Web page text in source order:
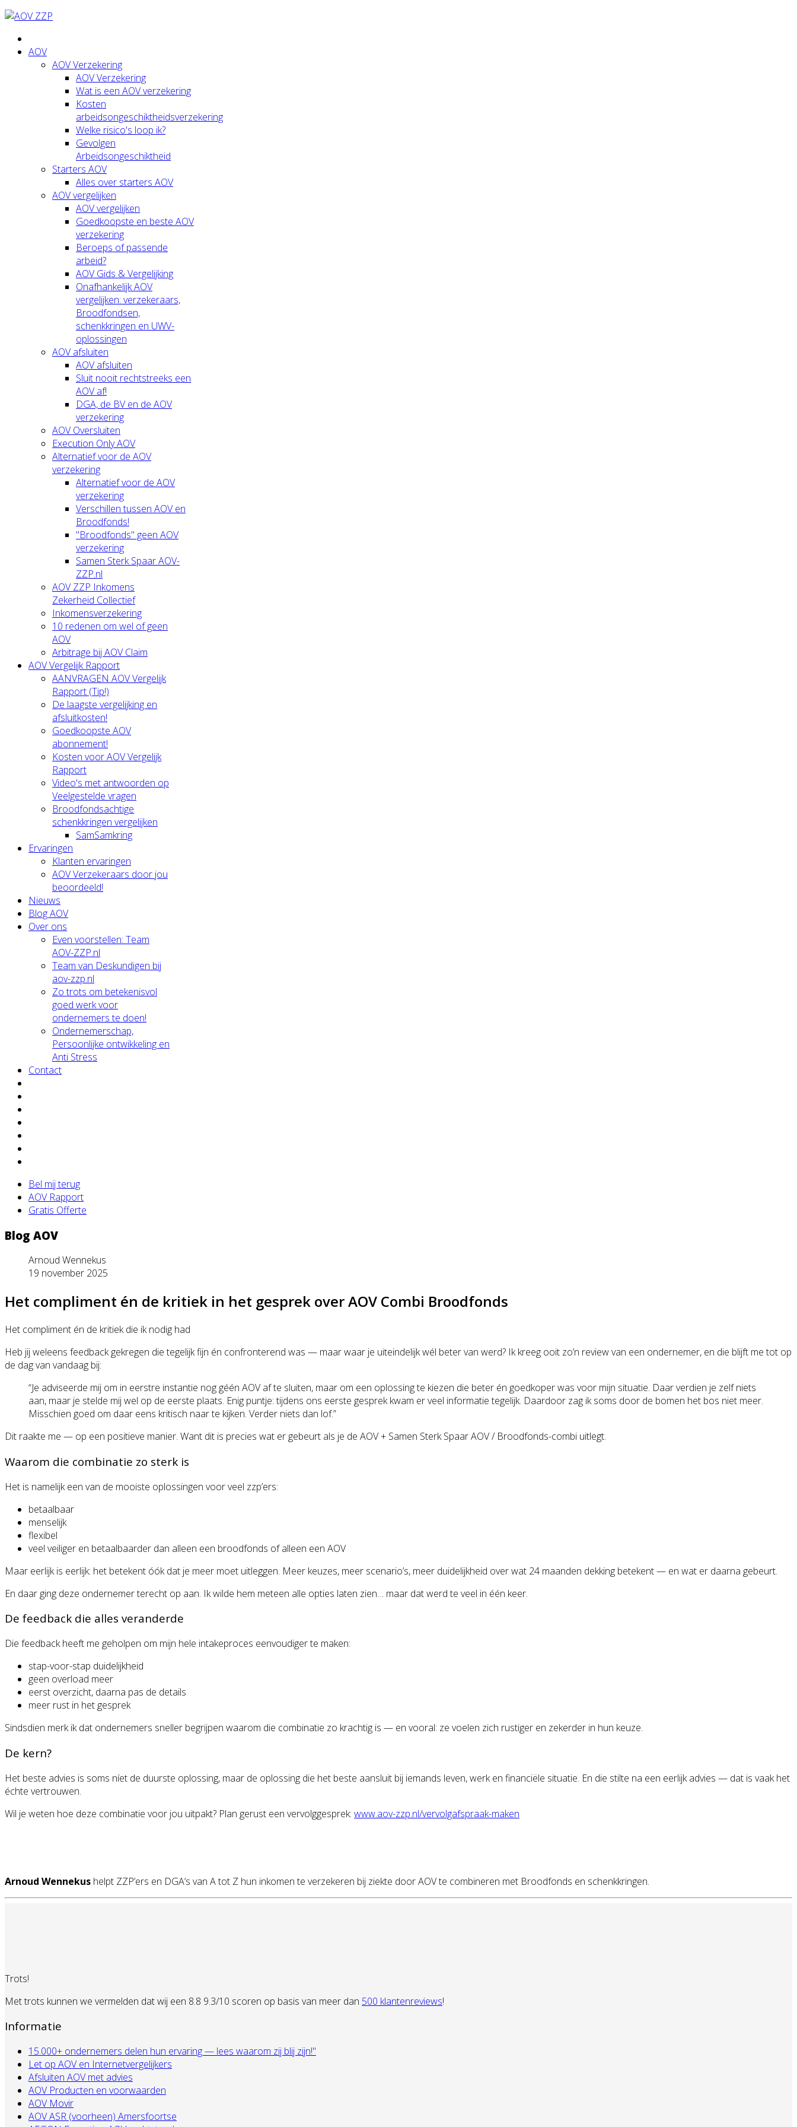
AOV
AOV Verzekering
AOV Verzekering
Wat is een AOV verzekering
Kosten
arbeidsongeschiktheidsverzekering
Welke risico's loop ik?
Gevolgen
Arbeidsongeschiktheid
Starters AOV
Alles over starters AOV
AOV vergelijken
AOV vergelijken
Goedkoopste en beste AOV
verzekering
Beroeps of passende
arbeid?
AOV Gids & Vergelijking
Onafhankelijk AOV
vergelijken: verzekeraars,
Broodfondsen,
schenkkringen en UWV-
oplossingen
AOV afsluiten
AOV afsluiten
Sluit nooit rechtstreeks een
AOV af!
DGA, de BV en de AOV
verzekering
AOV Oversluiten
Execution Only AOV
Alternatief voor de AOV
verzekering
Alternatief voor de AOV
verzekering
Verschillen tussen AOV en
Broodfonds!
"Broodfonds" geen AOV
verzekering
Samen Sterk Spaar AOV-
ZZP.nl
AOV ZZP Inkomens
Zekerheid Collectief
Inkomensverzekering
10 redenen om wel of geen
AOV
Arbitrage bij AOV Claim
AOV Vergelijk Rapport
AANVRAGEN AOV Vergelijk
Rapport (Tip!)
De laagste vergelijking en
afsluitkosten!
Goedkoopste AOV
abonnement!
Kosten voor AOV Vergelijk
Rapport
Video's met antwoorden op
Veelgestelde vragen
Broodfondsachtige
schenkkringen vergelijken
SamSamkring
Ervaringen
Klanten ervaringen
AOV Verzekeraars door jou
beoordeeld!
Nieuws
Blog AOV
Over ons
Even voorstellen: Team
AOV-ZZP.nl
Team van Deskundigen bij
aov-zzp.nl
Zo trots om betekenisvol
goed werk voor
ondernemers te doen!
Ondernemerschap,
Persoonlijke ontwikkeling en
Anti Stress
Contact
Bel mij terug
AOV Rapport
Gratis Offerte
Blog AOV
Arnoud Wennekus
19 november 2025
Het compliment én de kritiek in het gesprek over AOV Combi Broodfonds
Het compliment én de kritiek die ik nodig had
Heb jij weleens feedback gekregen die tegelijk fijn én confronterend was — maar waar je uiteindelijk wél beter van werd? Ik kreeg ooit zo’n review van een ondernemer, en die blijft me tot op
de dag van vandaag bij:
“Je adviseerde mij om in eerstre instantie nog géén AOV af te sluiten, maar om een oplossing te kiezen die beter én goedkoper was voor mijn situatie. Daar verdien je zelf niets
aan, maar je stelde mij wel op de eerste plaats. Enig puntje: tijdens ons eerste gesprek kwam er veel informatie tegelijk. Daardoor zag ik soms door de bomen het bos niet meer.
Misschien goed om daar eens kritisch naar te kijken. Verder niets dan lof.”
Dit raakte me — op een positieve manier. Want dit is precies wat er gebeurt als je de AOV + Samen Sterk Spaar AOV / Broodfonds-combi uitlegt.
Waarom die combinatie zo sterk is
Het is namelijk een van de mooiste oplossingen voor veel zzp’ers:
betaalbaar
menselijk
flexibel
veel veiliger en betaalbaarder dan alleen een broodfonds of alleen een AOV
Maar eerlijk is eerlijk: het betekent óók dat je meer moet uitleggen. Meer keuzes, meer scenario’s, meer duidelijkheid over wat 24 maanden dekking betekent — en wat er daarna gebeurt.
En daar ging deze ondernemer terecht op aan. Ik wilde hem meteen alle opties laten zien… maar dat werd te veel in één keer.
De feedback die alles veranderde
Die feedback heeft me geholpen om mijn hele intakeproces eenvoudiger te maken:
stap-voor-stap duidelijkheid
geen overload meer
eerst overzicht, daarna pas de details
meer rust in het gesprek
Sindsdien merk ik dat ondernemers sneller begrijpen waarom die combinatie zo krachtig is — en vooral: ze voelen zich rustiger en zekerder in hun keuze.
De kern?
Het beste advies is soms níet de duurste oplossing, maar de oplossing die het beste aansluit bij iemands leven, werk en financiële situatie. En die stilte na een eerlijk advies — dat is vaak het
échte vertrouwen.
Wil je weten hoe deze combinatie voor jou uitpakt? Plan gerust een vervolggesprek: www.aov-zzp.nl/vervolgafspraak-maken
Arnoud Wennekus helpt ZZP’ers en DGA’s van A tot Z hun inkomen te verzekeren bij ziekte door AOV te combineren met Broodfonds en schenkkringen.
Trots!
Met trots kunnen we vermelden dat wij een 8.8 9.3/10 scoren op basis van meer dan 500 klantenreviews!
Informatie
15.000+ ondernemers delen hun ervaring — lees waarom zij blij zijn!"
Let op AOV en Internetvergelijkers
Afsluiten AOV met advies
AOV Producten en voorwaarden
AOV Movir
AOV ASR (voorheen) Amersfoortse